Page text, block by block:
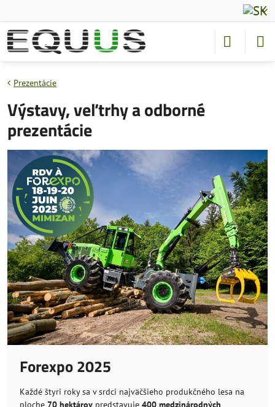
Prezentácie
Výstavy, veľtrhy a odborné
prezentácie
Forexpo 2025
Každé štyri roky sa v srdci najväčšieho produkčného lesa na
ploche 70 hektárov predstavuje 400 medzinárodných